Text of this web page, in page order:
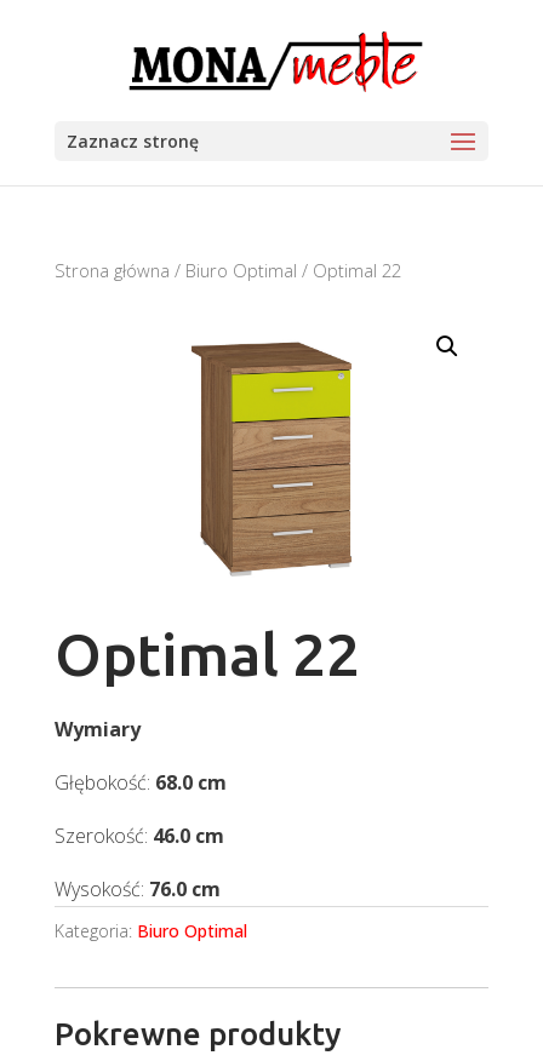
Zaznacz stronę
Strona główna / Biuro Optimal / Optimal 22
Optimal 22
Wymiary
Głębokość: 68.0 cm
Szerokość: 46.0 cm
Wysokość: 76.0 cm
Kategoria: Biuro Optimal
Pokrewne produkty